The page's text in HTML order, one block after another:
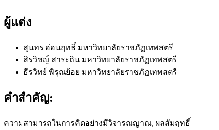
ผู้แต่ง
สุนทร อ่อนฤทธิ์ มหาวิทยาลัยราชภัฏเทพสตรี
สิรวิชญ์ สาระถิน มหาวิทยาลัยราชภัฏเทพสตรี
ธีรวิทย์ พิรุณย้อย มหาวิทยาลัยราชภัฏเทพสตรี
คำสำคัญ:
ความสามารถในการคิดอย่างมีวิจารณญาณ, ผลสัมฤทธิ์